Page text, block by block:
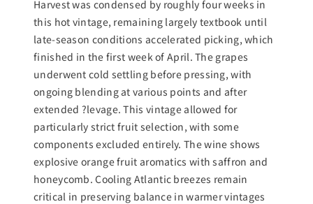
Harvest was condensed by roughly four weeks in
this hot vintage, remaining largely textbook until
late-season conditions accelerated picking, which
finished in the first week of April. The grapes
underwent cold settling before pressing, with
ongoing blending at various points and after
extended ?levage. This vintage allowed for
particularly strict fruit selection, with some
components excluded entirely. The wine shows
explosive orange fruit aromatics with saffron and
honeycomb. Cooling Atlantic breezes remain
critical in preserving balance in warmer vintages